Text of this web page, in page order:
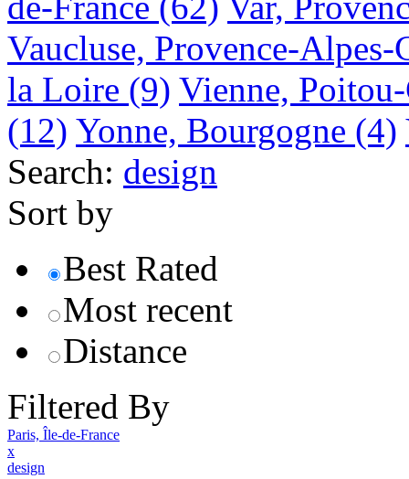
Vaucluse, Provence-
la Loire (9) Vienne,
(12) Yonne, Bourgogne (4)
Search: design
Sort by
Best Rated
Most recent
Distance
Filtered By
Paris, Île-de-France
x
design